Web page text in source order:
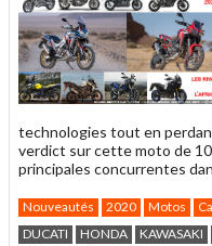
technologies tout en
verdict sur cette moto de
principales concurrentes
Nouveautés 2020 Motos
DUCATI
HONDA KAWASAKI